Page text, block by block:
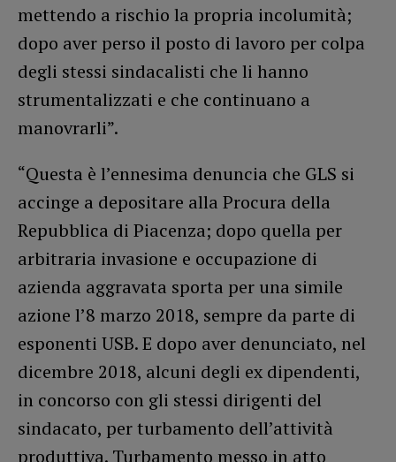
mettendo a rischio la propria incolumità;
dopo aver perso il posto di lavoro per colpa
degli stessi sindacalisti che li hanno
strumentalizzati e che continuano a
manovrarli”.
“Questa è l’ennesima denuncia che GLS si
accinge a depositare alla Procura della
Repubblica di Piacenza; dopo quella per
arbitraria invasione e occupazione di
azienda aggravata sporta per una simile
azione l’8 marzo 2018, sempre da parte di
esponenti USB. E dopo aver denunciato, nel
dicembre 2018, alcuni degli ex dipendenti,
in concorso con gli stessi dirigenti del
sindacato, per turbamento dell’attività
produttiva. Turbamento messo in atto